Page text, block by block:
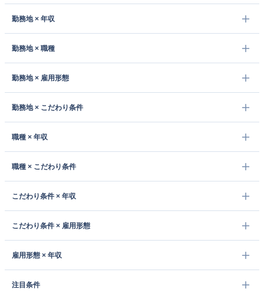
勤務地 × 年収
勤務地 × 職種
勤務地 × 雇用形態
勤務地 × こだわり条件
職種 × 年収
職種 × こだわり条件
こだわり条件 × 年収
こだわり条件 × 雇用形態
雇用形態 × 年収
注目条件